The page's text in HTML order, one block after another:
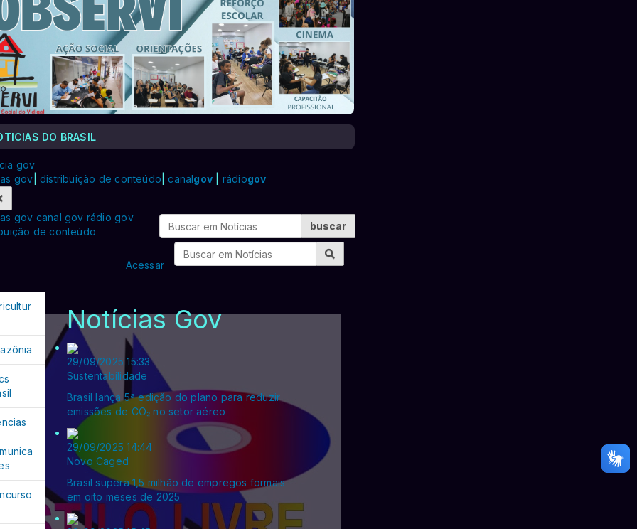
DO BRASIL
gov
gov distribuição de conteúdo |canalgov rádiogov
Busca
buscar
Busca
gov canal gov rádio gov
de conteúdo
Acessar
Notícias Gov
29/09/2025 15:33
Sustentabilidade
Brasil lança 5ª edição do plano para reduzir
emissões de CO₂ no setor aéreo
29/09/2025 14:44
Novo Caged
Brasil supera 1,5 milhão de empregos formais
em oito meses de 2025